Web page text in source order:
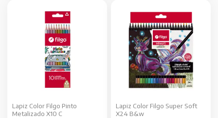
Lapiz Color Filgo Pinto
Metalizado X10 C
Lapiz Color Filgo Super Soft
X24 B&w